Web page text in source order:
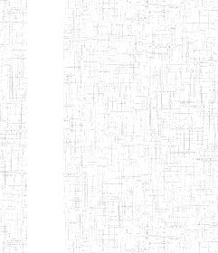
TRAINING
COLLEGE
CHRIST THE
KING TEACHER
TRAINING
COLLEGE
ITCIG SENTTI